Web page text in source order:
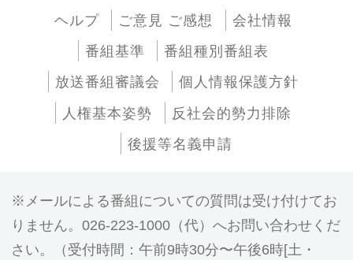
ヘルプ ご意見 ご感想
会社情報
番組基準
番組種別番組表
放送番組審議会
個人情報保護方針
人権基本姿勢
反社会的勢力排除
後援等名義申請
メールによる番組についての質問は受け付けてお
りません。026-223-1000（代）へお問い合わせくだ
さい。（受付時間：午前9時30分〜午後6時[土・